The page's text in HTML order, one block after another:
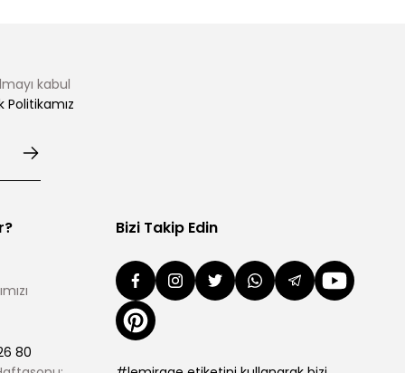
kabul
Politikamız
80
Bizi Takip Edin